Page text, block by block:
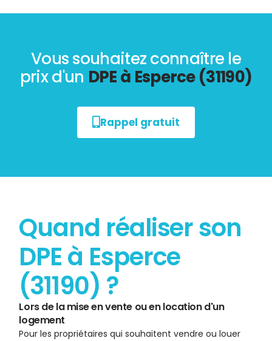
Vous souhaitez connaître le
prix d'un DPE à Esperce (31190)
Rappel gratuit
Quand réaliser son
DPE à Esperce
(31190) ?
Lors de la mise en vente ou en location d'un
logement
Pour les propriétaires qui souhaitent vendre ou louer